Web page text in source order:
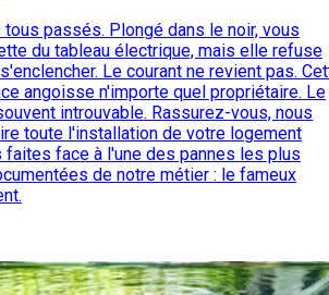
passés. Plongé dans le noir, vous
du tableau électrique, mais elle refuse
Le courant ne revient pas.
angoisse n'importe quel propriétaire. Le
introuvable. Rassurez-vous, nous
toute l'installation de votre logement
faites face à l'une des pannes les plus
de notre métier : le fameux